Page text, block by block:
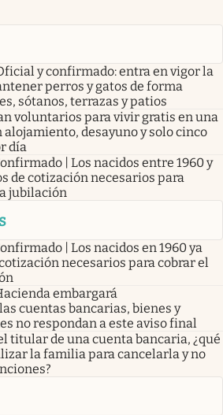
y confirmado: entra en vigor la
perros y gatos de forma
sótanos, terrazas y patios
voluntarios para vivir gratis en una
desayuno y solo cinco
día
| Los nacidos entre 1960 y
de cotización necesarios para
jubilación
| Los nacidos en 1960 ya
necesarios para cobrar el
embargará
cuentas bancarias, bienes y
no respondan a este aviso final
titular de una cuenta bancaria, ¿qué
la familia para cancelarla y no